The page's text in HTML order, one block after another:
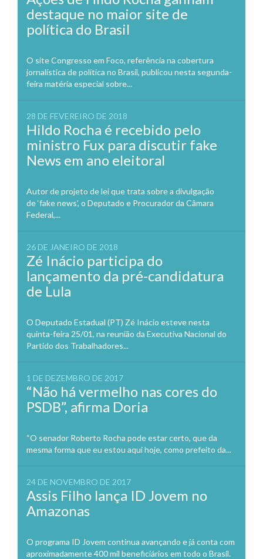
destaque no maior site de
política do Brasil
O site Congresso em Foco, referência na cobertura
jornalística de política no Brasil, publicou nesta segunda-
feira matéria especial sobre...
28 DE FEVEREIRO DE 2018
Hildo Rocha é recebido pelo
ministro Fux para discutir fake
News em ano eleitoral
Autor de projeto de lei que trata sobre a divulgação
de ‘fake news’, o Deputado e Procurador da Câmara
Federal,...
26 DE JANEIRO DE 2018
Zé Inácio participa do
lançamento da pré-candidatura
de Lula
O Deputado Estadual (PT) Zé Inácio esteve nesta
quinta-feira 25/01, na reunião da Executiva Nacional do
Partido dos Trabalhadores...
1 DE DEZEMBRO DE 2017
“Não há vermelho nas cores do
PSDB”, afirma Doria
“O senador Roberto Rocha pode estar certo, que da
mesma forma que eu estou aqui hoje, como prefeito da...
24 DE NOVEMBRO DE 2017
Assis Filho lança ID Jovem no
Amazonas
O programa ID Jovem continua avançando e já conta com
aproximadamente 400 mil beneficiários em todo o Brasil.